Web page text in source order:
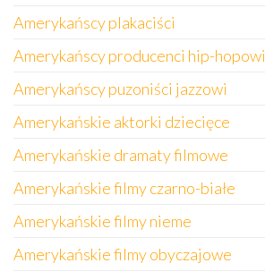
Amerykańscy plakaciści
Amerykańscy producenci hip-hopowi
Amerykańscy puzoniści jazzowi
Amerykańskie aktorki dziecięce
Amerykańskie dramaty filmowe
Amerykańskie filmy czarno-białe
Amerykańskie filmy nieme
Amerykańskie filmy obyczajowe